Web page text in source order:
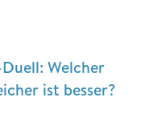
Welcher
ist besser?